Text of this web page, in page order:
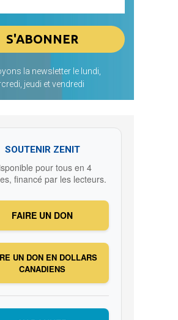
la newsletter le lundi,
jeudi et vendredi
SOUTENIR ZENIT
pour tous en 4
financé par les lecteurs.
FAIRE UN DON
UN DON EN DOLLARS
CANADIENS